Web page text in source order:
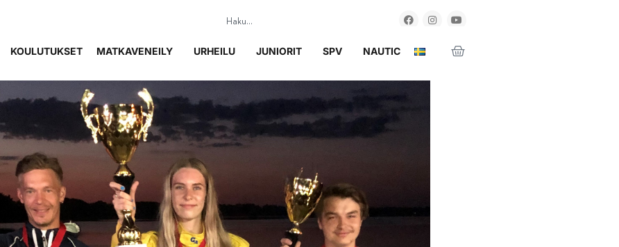
KOULUTUKSET MATKAVENEILY URHEILU JUNIORIT SPV NAUTIC